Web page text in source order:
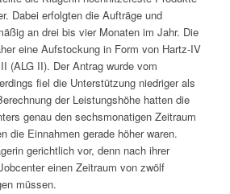
Dabei erfolgten die Aufträge und
an drei bis vier Monaten im Jahr. Die
eine Aufstockung in Form von Hartz-IV
(ALG II). Der Antrag wurde vom
fiel die Unterstützung niedriger als
der Leistungshöhe hatten die
genau den sechsmonatigen Zeitraum
die Einnahmen gerade höher waren.
gerichtlich vor, denn nach ihrer
einen Zeitraum von zwölf
müssen.